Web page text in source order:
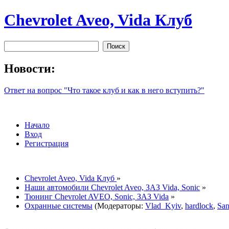
Chevrolet Aveo, Vida Клуб
Новости:
Ответ на вопрос "Что такое клуб и как в него вступить?"
Начало
Вход
Регистрация
Chevrolet Aveo, Vida Клуб »
Наши автомобили Chevrolet Aveo, ЗАЗ Vida, Sonic »
Тюнинг Chevrolet AVEO, Sonic, ЗАЗ Vida »
Охранные системы (Модераторы: Vlad_Kyiv, hardlock,